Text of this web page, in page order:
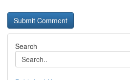
Search